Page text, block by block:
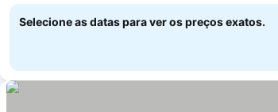
Selecione as datas para ver os preços exatos.